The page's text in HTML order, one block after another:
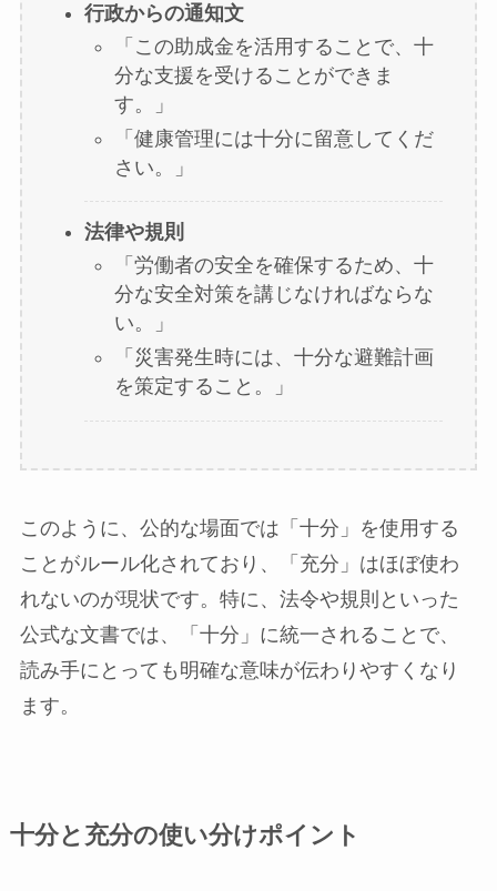
行政からの通知文
「この助成金を活用することで、十
分な支援を受けることができま
す。」
「健康管理には十分に留意してくだ
さい。」
法律や規則
「労働者の安全を確保するため、十
分な安全対策を講じなければならな
い。」
「災害発生時には、十分な避難計画
を策定すること。」
このように、公的な場面では「十分」を使用する
ことがルール化されており、「充分」はほぼ使わ
れないのが現状です。特に、法令や規則といった
公式な文書では、「十分」に統一されることで、
読み手にとっても明確な意味が伝わりやすくなり
ます。
十分と充分の使い分けポイント